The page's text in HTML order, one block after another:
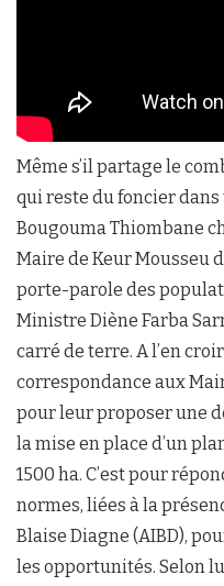
Même s’il partage le
qui reste du foncier dans
Bougouma Thiombane
Maire de Keur Mousseu
porte-parole des
Ministre Diène Farba
carré de terre. A l’en
correspondance aux
pour leur proposer une
la mise en place d’un
1500 ha. C’est pour
normes, liées à la
Blaise Diagne (AIBD),
les opportunités. Selon